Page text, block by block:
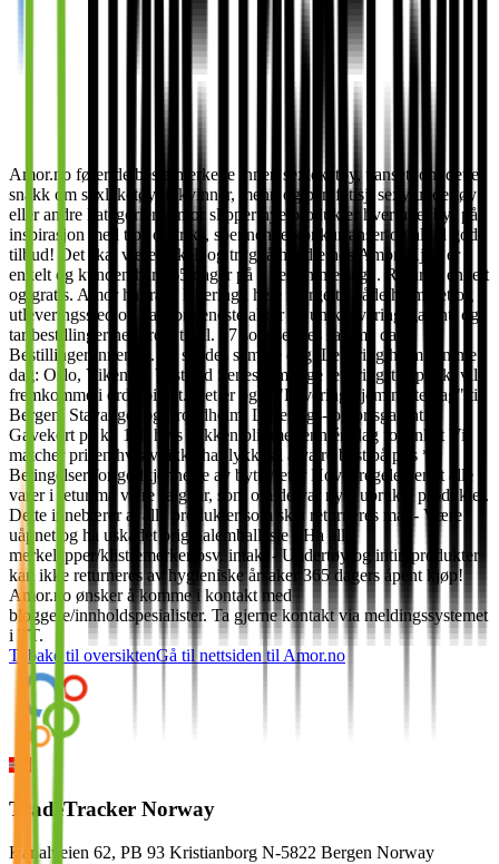
Amor.no fører de beste merkene innen sexleketøy, uansett om det er
snakk om sexleketøy til kvinner, menn og par, fetisj, sexy undertøy
eller andre kategorier. Amor slipper nye produkter hver uke, byr på
inspirasjon med tips og triks, spennende konkurranser og alltid gode
tilbud! Det skal være enkelt og trygt å handle hos Amor. Kjøp er
enkelt og kunden har 365 dager på å bestemme seg*. Retur er enkelt
og gratis. Amor har rask levering i hele Norge til både hjemmet og
utleveringssted og har som eneste aktør en unik leveringsgaranti og
tar bestillinger helt frem til kl. 17 som sendes samme dag.
Bestillinger innen kl. 17 sendes samme dag. Levering hjem samme
dag: Oslo, Viken og Vestfold Seneste mulige leveringstidspunkt vil
fremkomme i ordrebildet. Det er også "Levering hjem neste dag" til
Bergen, Stavanger og Trondheim. Leverings- og prisgaranti
Gavekort på kr. 100 hvis pakken blir mer enn én dag forsinket Vi
matcher prisen hvis vi ikke har lykkes i å være best på pris *
Betingelser for godkjennelse av bytte/retur Hovedregelen er at alle
varer i retur må være salgbar, som om de var nye, ubrukte produkter.
Dette innebærer at alle produkter som skal returneres må: - Være
uåpnet og ha uskadet originalemballasje - Ha alle
merkelapper/klistremerker osv. intakt - Undertøy og intimprodukter
kan ikke returneres av hygieniske årsaker 365 dagers åpent kjøp!
Amor.no ønsker å komme i kontakt med
bloggere/innholdspesialister. Ta gjerne kontakt via meldingssystemet
i TT.
Tilbake til oversiktenGå til nettsiden til Amor.no
TradeTracker Norway
Kanalveien 62, PB 93 Kristianborg N-5822 Bergen Norway